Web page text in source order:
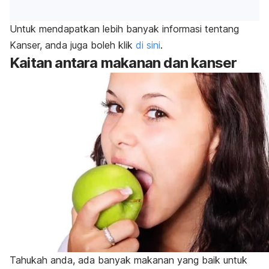
Untuk mendapatkan lebih banyak informasi tentang
Kanser, anda juga boleh klik di sini.
Kaitan antara makanan dan kanser
Tahukah anda, ada banyak makanan yang baik untuk